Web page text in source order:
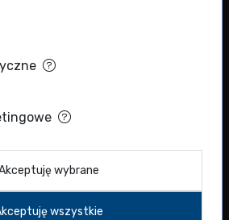
odpowiedzialnością spółka
wybrane
wszystkie